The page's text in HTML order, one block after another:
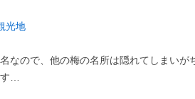
光地
なので、他の梅の名所は隠れてしまいが
…